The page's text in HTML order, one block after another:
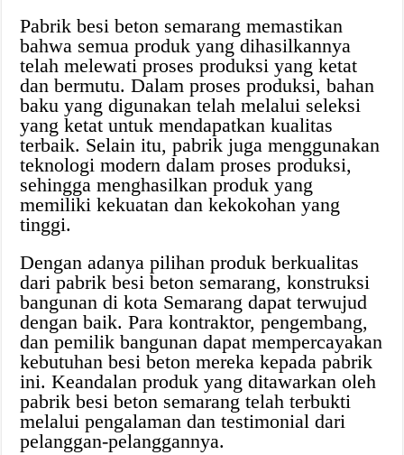
Pabrik besi beton semarang memastikan
bahwa semua produk yang dihasilkannya
telah melewati proses produksi yang ketat
dan bermutu. Dalam proses produksi, bahan
baku yang digunakan telah melalui seleksi
yang ketat untuk mendapatkan kualitas
terbaik. Selain itu, pabrik juga menggunakan
teknologi modern dalam proses produksi,
sehingga menghasilkan produk yang
memiliki kekuatan dan kekokohan yang
tinggi.
Dengan adanya pilihan produk berkualitas
dari pabrik besi beton semarang, konstruksi
bangunan di kota Semarang dapat terwujud
dengan baik. Para kontraktor, pengembang,
dan pemilik bangunan dapat mempercayakan
kebutuhan besi beton mereka kepada pabrik
ini. Keandalan produk yang ditawarkan oleh
pabrik besi beton semarang telah terbukti
melalui pengalaman dan testimonial dari
pelanggan-pelanggannya.